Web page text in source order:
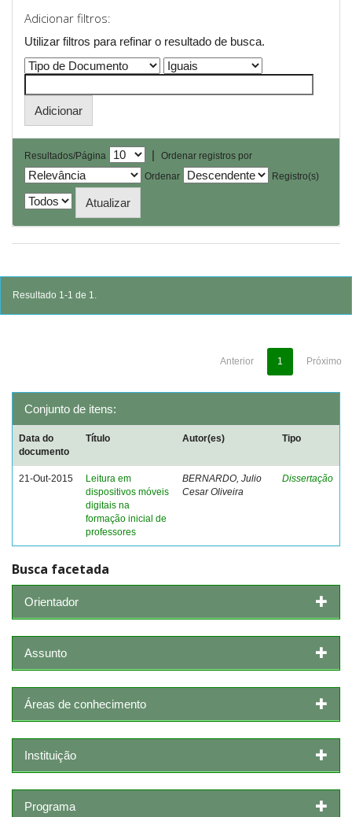
Adicionar filtros:
Utilizar filtros para refinar o resultado de busca.
Resultados/Página |
Ordenar registros por
Ordenar
Registro(s)
Resultado 1-1 de 1.
Anterior 1 Próximo
Conjunto de itens:
Data do
documento
Título Autor(es) Tipo
21-Out-2015
Leitura em
dispositivos móveis
digitais na
formação inicial de
professores
BERNARDO, Julio
Cesar Oliveira
Dissertação
Busca facetada
Orientador
Assunto
Áreas de conhecimento
Instituição
Programa